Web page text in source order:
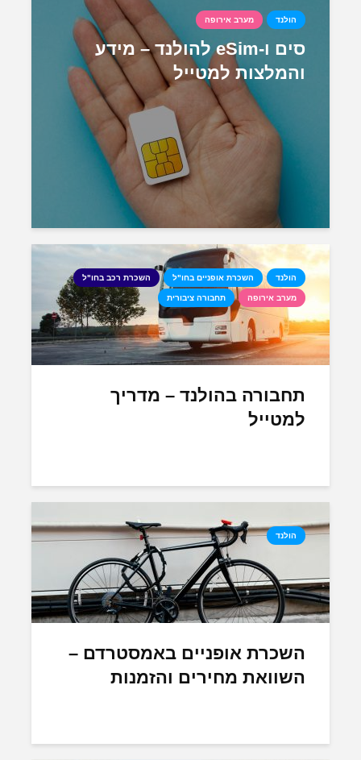
הולנד מערב אירופה
סים ו-eSim להולנד – מידע
והמלצות למטייל
הולנד השכרת אופניים בחו"ל השכרת רכב בחו"ל
מערב אירופה תחבורה ציבורית
תחבורה בהולנד – מדריך
למטייל
הולנד
השכרת אופניים באמסטרדם –
השוואת מחירים והזמנות